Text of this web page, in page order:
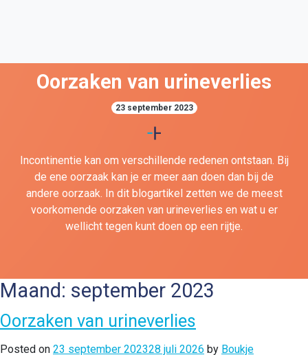
Oorzaken van urineverlies
23 september 2023
Incontinentie kan om verschillende redenen ontstaan. Bij
de ene oorzaak kan je er meer aan doen dan bij de
andere oorzaak. In dit blogartikel zetten we de meest
voorkomende oorzaken van urineverlies en wat u er
wellicht tegen kunt doen op een rijtje.
Maand: september 2023
Oorzaken van urineverlies
Posted on 23 september 202328 juli 2026 by Boukje